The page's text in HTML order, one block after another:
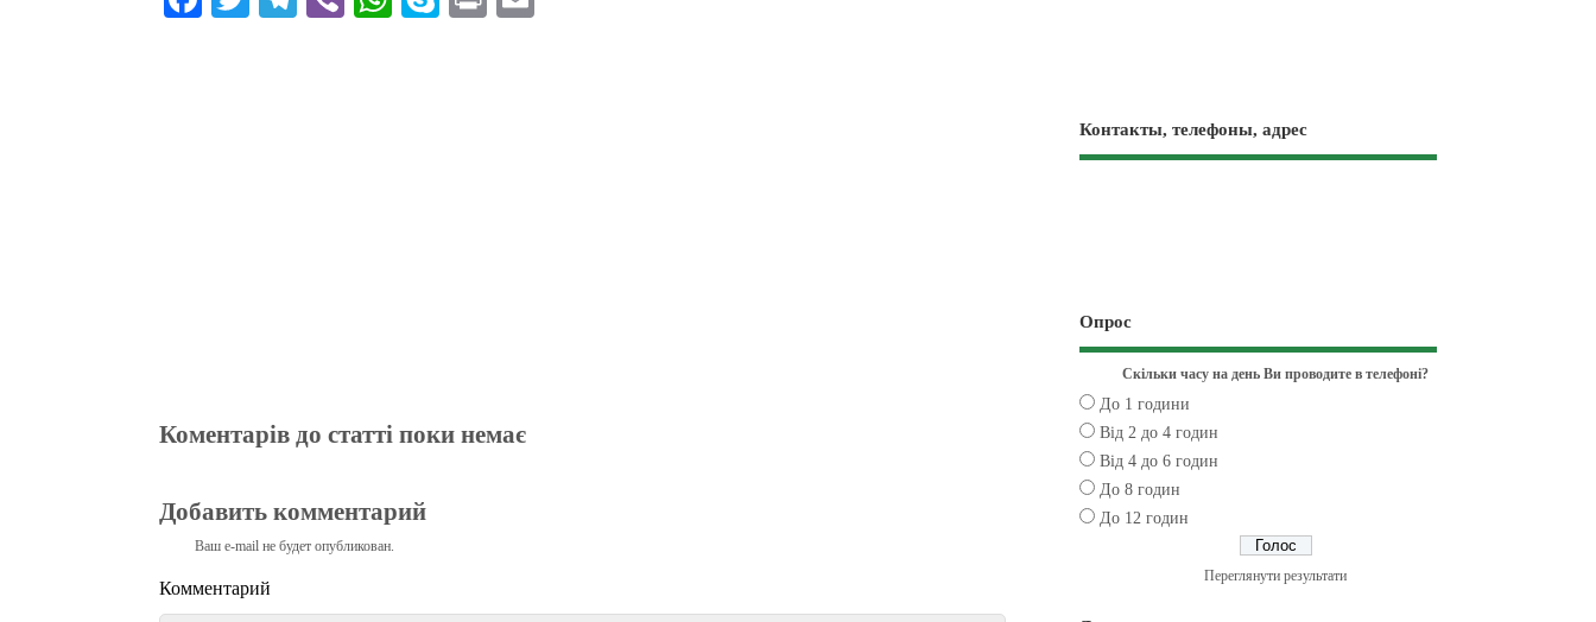
Коментарів до статті поки немає
Добавить комментарий
Ваш e-mail не будет опубликован.
Комментарий
Контакты, телефоны, адрес
Опрос
Скільки часу на день Ви проводите в телефоні?
До 1 години
Від 2 до 4 годин
Від 4 до 6 годин
До 8 годин
До 12 годин
Переглянути результати